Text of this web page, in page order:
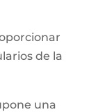
de la
una